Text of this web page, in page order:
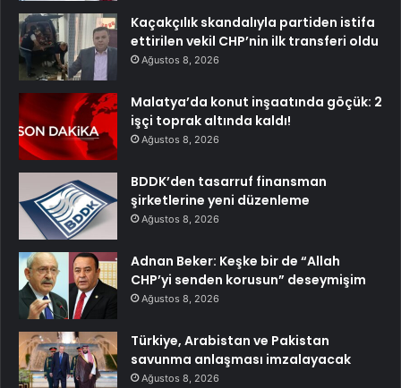
Kaçakçılık skandalıyla partiden istifa
ettirilen vekil CHP’nin ilk transferi oldu
Ağustos 8, 2026
Malatya’da konut inşaatında göçük: 2
işçi toprak altında kaldı!
Ağustos 8, 2026
BDDK’den tasarruf finansman
şirketlerine yeni düzenleme
Ağustos 8, 2026
Adnan Beker: Keşke bir de “Allah
CHP’yi senden korusun” deseymişim
Ağustos 8, 2026
Türkiye, Arabistan ve Pakistan
savunma anlaşması imzalayacak
Ağustos 8, 2026